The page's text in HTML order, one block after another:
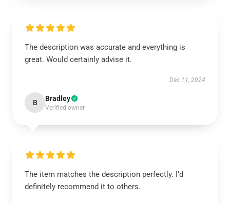
The description was accurate and everything is
great. Would certainly advise it.
Dec 11, 2024
B Bradley
Verified owner
The item matches the description perfectly. I’d
definitely recommend it to others.